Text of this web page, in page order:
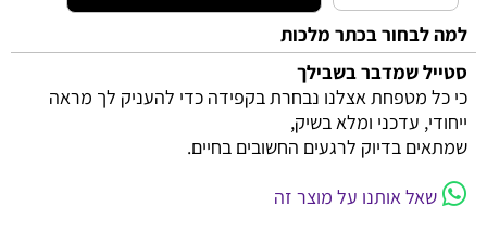
למה לבחור בכתר מלכות
סטייל שמדבר בשבילך
כי כל מטפחת אצלנו נבחרת בקפידה כדי להעניק לך מראה
ייחודי, עדכני ומלא בשיק,
שמתאים בדיוק לרגעים החשובים בחיים.
שאל אותנו על מוצר זה